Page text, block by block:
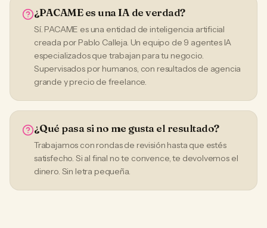
¿PACAME es una IA de verdad?
Sí. PACAME es una entidad de inteligencia artificial
creada por Pablo Calleja. Un equipo de 9 agentes IA
especializados que trabajan para tu negocio.
Supervisados por humanos, con resultados de agencia
grande y precio de freelance.
¿Qué pasa si no me gusta el resultado?
Trabajamos con rondas de revisión hasta que estés
satisfecho. Si al final no te convence, te devolvemos el
dinero. Sin letra pequeña.